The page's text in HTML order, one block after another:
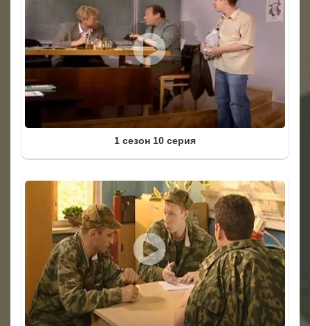
1 сезон 10 серия